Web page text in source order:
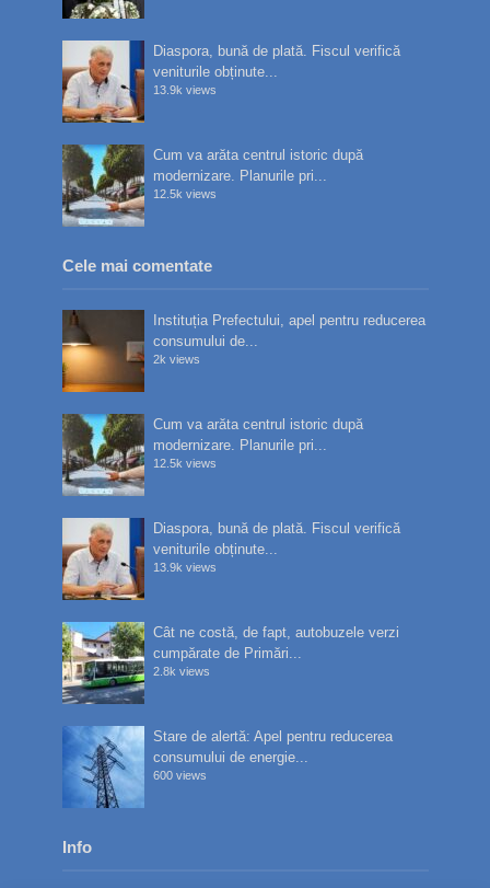
Diaspora, bună de plată. Fiscul verifică
veniturile obținute...
13.9k views
Cum va arăta centrul istoric după
modernizare. Planurile pri...
12.5k views
Cele mai comentate
Instituția Prefectului, apel pentru reducerea
consumului de...
2k views
Cum va arăta centrul istoric după
modernizare. Planurile pri...
12.5k views
Diaspora, bună de plată. Fiscul verifică
veniturile obținute...
13.9k views
Cât ne costă, de fapt, autobuzele verzi
cumpărate de Primări...
2.8k views
Stare de alertă: Apel pentru reducerea
consumului de energie...
600 views
Info